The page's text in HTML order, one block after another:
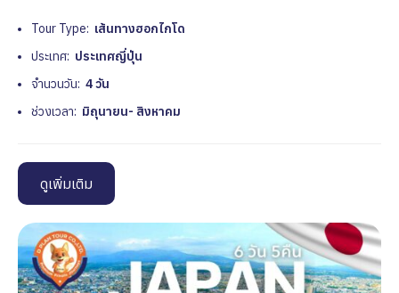
Tour Type: เส้นทางฮอกไกโด
ประเทศ: ประเทศญี่ปุ่น
จำนวนวัน: 4 วัน
ช่วงเวลา: มิถุนายน- สิงหาคม
ดูเพิ่มเติม